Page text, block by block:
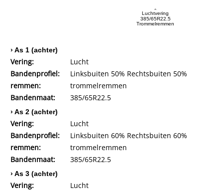
Luchtvering
385/65R22.5
Trommelremmen
› As 1 (achter)
Vering:
Lucht
Bandenprofiel:
Linksbuiten 50% Rechtsbuiten 50%
remmen:
trommelremmen
Bandenmaat:
385/65R22.5
› As 2 (achter)
Vering:
Lucht
Bandenprofiel:
Linksbuiten 60% Rechtsbuiten 60%
remmen:
trommelremmen
Bandenmaat:
385/65R22.5
› As 3 (achter)
Vering:
Lucht